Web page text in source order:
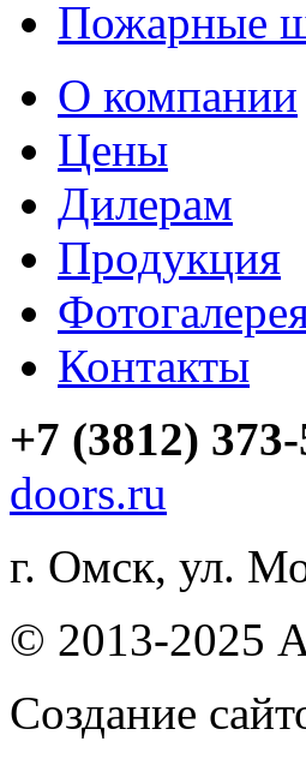
Пожарные
О компании
Цены
Дилерам
Продукция
Контакты
+7 (3812)
doors.ru
г. Омск, ул.
© 2013-2025
Создание